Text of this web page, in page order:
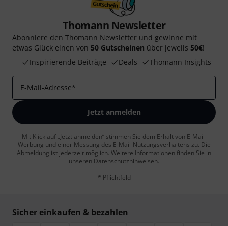
Thomann Newsletter
Abonniere den Thomann Newsletter und gewinne mit
etwas Glück einen von 50 Gutscheinen über jeweils 50€!
Inspirierende Beiträge
Deals Thomann Insights
E-Mail-Adresse*
Jetzt anmelden
Mit Klick auf „Jetzt anmelden“ stimmen Sie dem Erhalt von E-Mail-
Werbung und einer Messung des E-Mail-Nutzungsverhaltens zu. Die
Abmeldung ist jederzeit möglich. Weitere Informationen finden Sie in
unseren Datenschutzhinweisen.
* Pflichtfeld
Sicher einkaufen & bezahlen